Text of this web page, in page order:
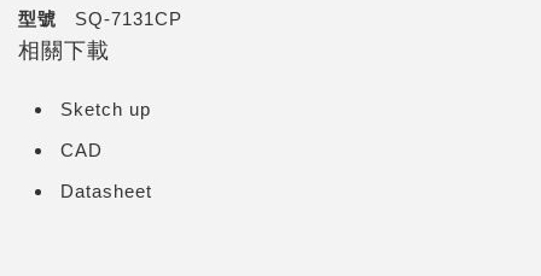
型號 SQ-7131CP
相關下載
Sketch up
CAD
Datasheet